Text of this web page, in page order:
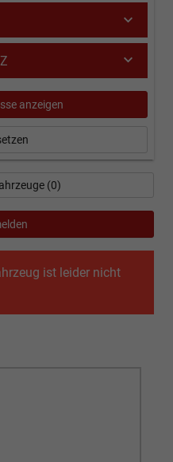
ist leider nicht
anzeigen
(0)